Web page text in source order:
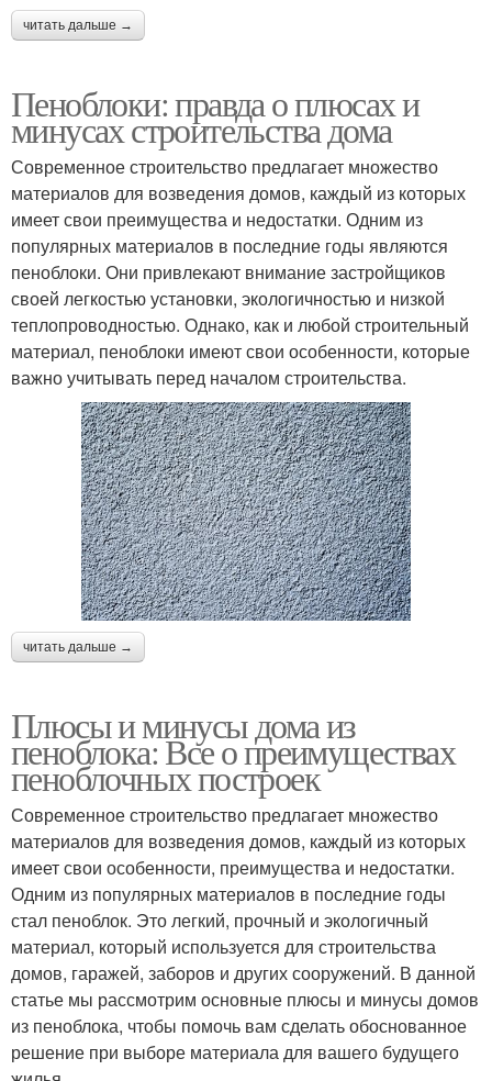
читать дальше →
Пеноблоки: правда о плюсах и
минусах строительства дома
Современное строительство предлагает множество
материалов для возведения домов, каждый из которых
имеет свои преимущества и недостатки. Одним из
популярных материалов в последние годы являются
пеноблоки. Они привлекают внимание застройщиков
своей легкостью установки, экологичностью и низкой
теплопроводностью. Однако, как и любой строительный
материал, пеноблоки имеют свои особенности, которые
важно учитывать перед началом строительства.
читать дальше →
Плюсы и минусы дома из
пеноблока: Все о преимуществах
пеноблочных построек
Современное строительство предлагает множество
материалов для возведения домов, каждый из которых
имеет свои особенности, преимущества и недостатки.
Одним из популярных материалов в последние годы
стал пеноблок. Это легкий, прочный и экологичный
материал, который используется для строительства
домов, гаражей, заборов и других сооружений. В данной
статье мы рассмотрим основные плюсы и минусы домов
из пеноблока, чтобы помочь вам сделать обоснованное
решение при выборе материала для вашего будущего